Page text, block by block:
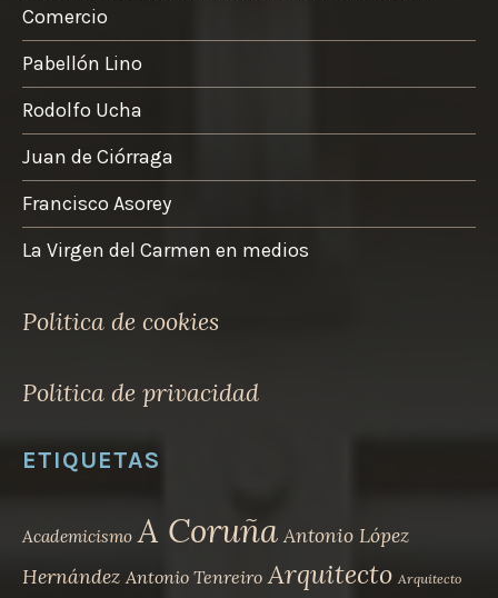
Comercio
Pabellón Lino
Rodolfo Ucha
Juan de Ciórraga
Francisco Asorey
La Virgen del Carmen en medios
Politica de cookies
Politica de privacidad
ETIQUETAS
Academicismo A Coruña Antonio López
Hernández Antonio Tenreiro Arquitecto Arquitecto